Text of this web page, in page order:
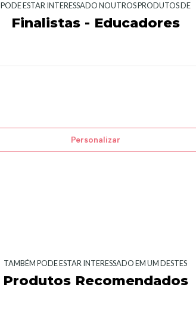
PODE ESTAR INTERESSADO NOUTROS PRODUTOS DE
Finalistas - Educadores
Personalizar
TAMBÉM PODE ESTAR INTERESSADO EM UM DESTES
Produtos Recomendados